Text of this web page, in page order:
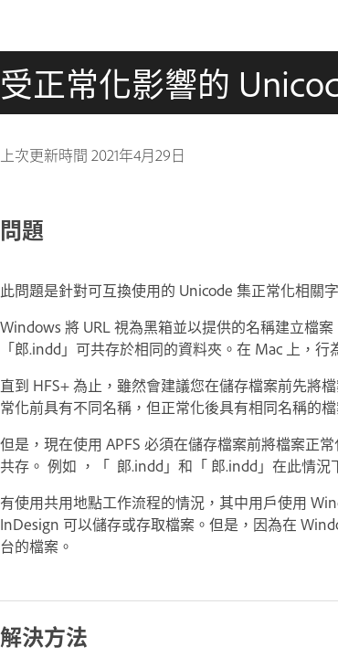
受正常化影響的
上次更新時間 2021年4月29日
問題
此問題是針對可互換使用的 Unicode 集正常化相關
Windows 將 URL 視為黑箱並以提供的名稱建立檔
「郎.indd」可共存於相同的資料夾。在 Mac 上，行
直到 HFS+ 為止，雖然會建議您在儲存檔案前先將
常化前具有不同名稱，但正常化後具有相同名稱的
但是，現在使用 APFS 必須在儲存檔案前將檔案正
共存。 例如 ，「 郎.indd」和「 郎.indd」在此情況
有使用共用地點工作流程的情況，其中用戶使用
InDesign 可以儲存或存取檔案。但是，因為在
台的檔案。
解決方法